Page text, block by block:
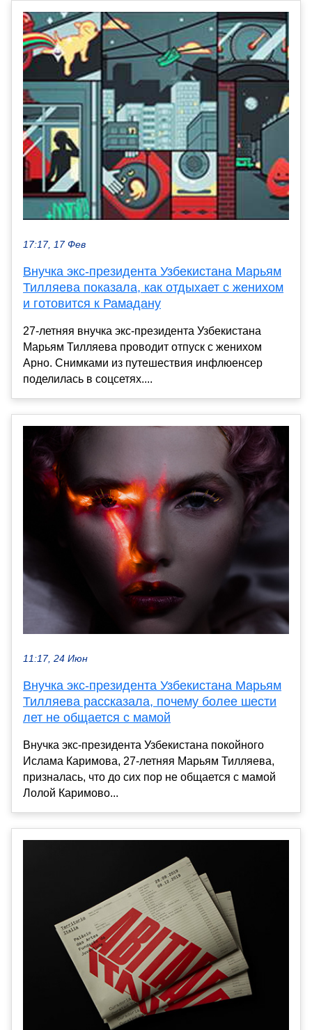
17:17, 17 Фев
Внучка экс-президента Узбекистана Марьям
Тилляева показала, как отдыхает с женихом
и готовится к Рамадану
27-летняя внучка экс-президента Узбекистана
Марьям Тилляева проводит отпуск с женихом
Арно. Снимками из путешествия инфлюенсер
поделилась в соцсетях....
11:17, 24 Июн
Внучка экс-президента Узбекистана Марьям
Тилляева рассказала, почему более шести
лет не общается с мамой
Внучка экс-президента Узбекистана покойного
Ислама Каримова, 27-летняя Марьям Тилляева,
призналась, что до сих пор не общается с мамой
Лолой Каримово...